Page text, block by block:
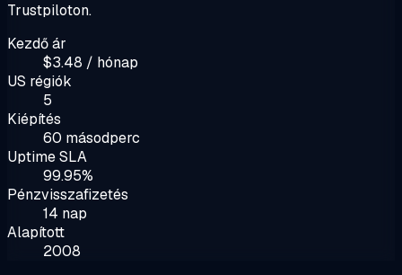
Trustpiloton.
Kezdő ár
$3.48 / hónap
US régiók
5
Kiépítés
60 másodperc
Uptime SLA
99.95%
Pénzvisszafizetés
14 nap
Alapított
2008